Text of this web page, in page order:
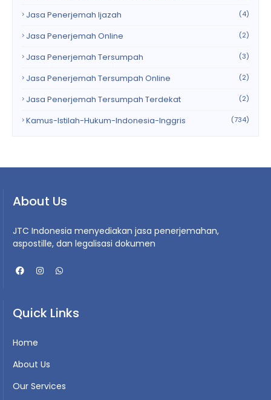
Jasa Penerjemah Ijazah (4)
Jasa Penerjemah Online (2)
Jasa Penerjemah Tersumpah (3)
Jasa Penerjemah Tersumpah Online (2)
Jasa Penerjemah Tersumpah Terdekat (2)
Kamus-Istilah-Hukum-Indonesia-Inggris (734)
About Us
JTC Indonesia menyediakan jasa penerjemahan,
aspostille, dan legalisasi dokumen
Quick Links
Home
About Us
Our Services